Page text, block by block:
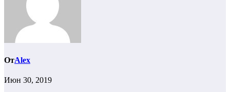
ОтAlex
Июн 30, 2019